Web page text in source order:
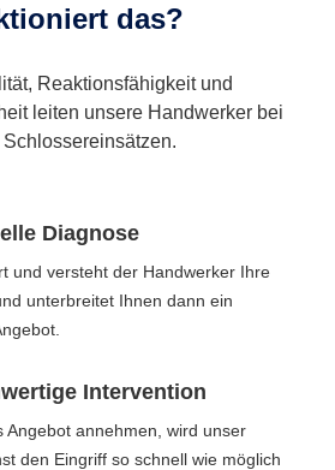
das?
Reaktionsfähigkeit und
leiten unsere Handwerker bei
Schlossereinsätzen.
Diagnose
und versteht der Handwerker Ihre
unterbreitet Ihnen dann ein
Intervention
Angebot annehmen, wird unser
den Eingriff so schnell wie möglich